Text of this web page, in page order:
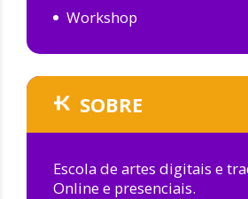
Workshop
SOBRE
Escola de artes digitais e
Online e presenciais.